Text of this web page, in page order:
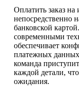
Оплатить заказ
непосредственно
банковской
современными
обеспечивает
платежных
команда
каждой детали,
ожидания.